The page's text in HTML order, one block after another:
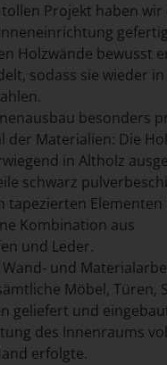
tollen Projekt haben wir
Holzwände bewusst
sodass sie wieder
besonders
der Materialien: Die
in Altholz
schwarz
tapezierten Elementen
Kombination aus
und Leder.
und
Möbel, Türen,
geliefert und
des Innenraums
erfolgte.